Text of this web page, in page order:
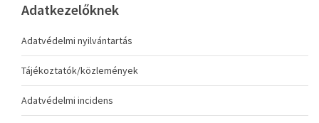
Adatkezelőknek
Adatvédelmi nyilvántartás
Tájékoztatók/közlemények
Adatvédelmi incidens